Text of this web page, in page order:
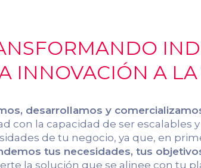
INNOVACIÓN A LA
desarrollamos y
con la capacidad de ser escalables
de tu negocio, ya que, en
tus necesidades, tus
la solución que se alinee con tu